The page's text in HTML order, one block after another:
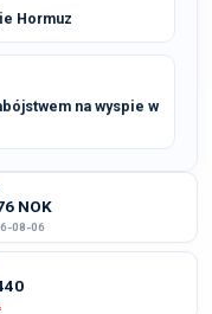
Hormuz
na wyspie w
NOK
08-06